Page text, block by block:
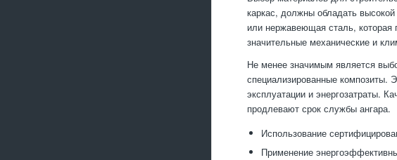
каркас, должны обладать
или нержавеющая сталь, которая
значительные механические и
Не менее значимым является
специализированные композиты.
эксплуатации и энергозатраты.
продлевают срок службы ангара.
Использование
Применение